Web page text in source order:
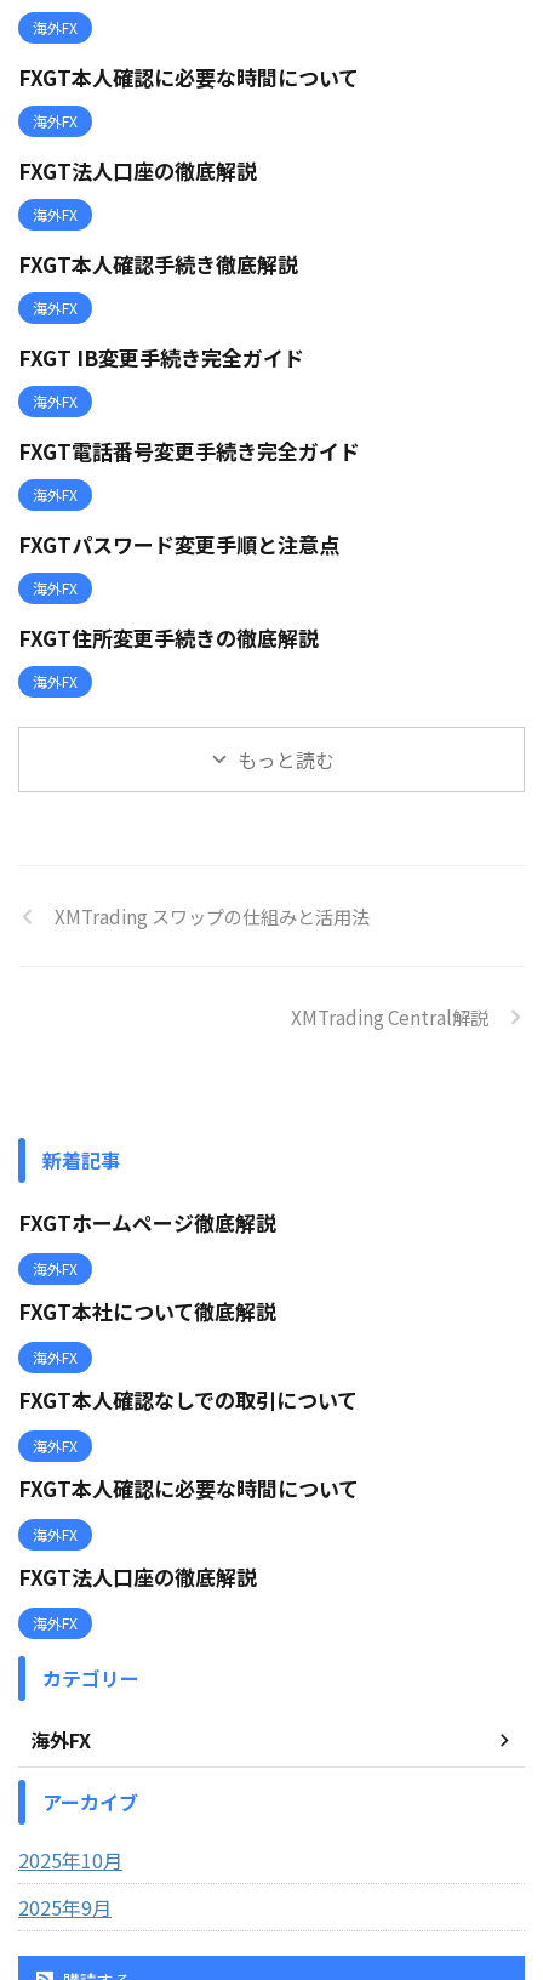
海外FX
FXGT本人確認に必要な時間について
海外FX
FXGT法人口座の徹底解説
海外FX
FXGT本人確認手続き徹底解説
海外FX
FXGT IB変更手続き完全ガイド
海外FX
FXGT電話番号変更手続き完全ガイド
海外FX
FXGTパスワード変更手順と注意点
海外FX
FXGT住所変更手続きの徹底解説
海外FX
もっと読む
XMTrading スワップの仕組みと活用法
XMTrading Central解説
新着記事
FXGTホームページ徹底解説
海外FX
FXGT本社について徹底解説
海外FX
FXGT本人確認なしでの取引について
海外FX
FXGT本人確認に必要な時間について
海外FX
FXGT法人口座の徹底解説
海外FX
カテゴリー
海外FX
アーカイブ
2025年10月
2025年9月